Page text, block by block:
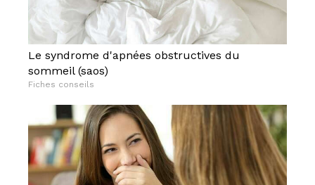
Le syndrome d'apnées obstructives du
sommeil (saos)
Fiches conseils